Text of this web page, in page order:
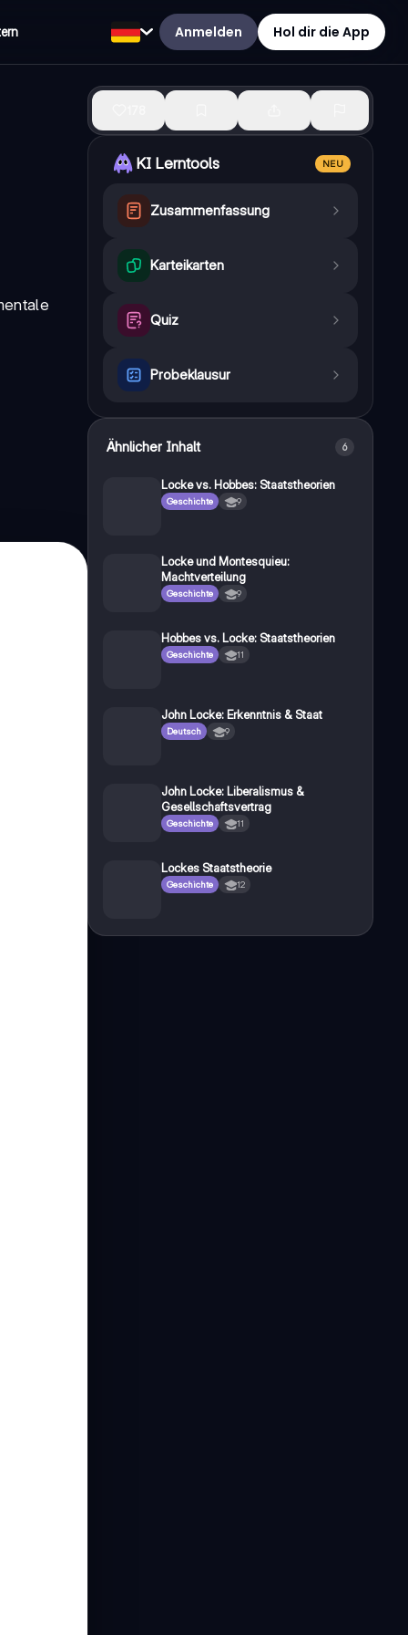
Anmelden Hol dir die App
KI Lerntools NEU
Zusammenfassung
Karteikarten
Quiz
Probeklausur
Ähnlicher Inhalt 6
Locke vs. Hobbes: Staatstheorien
Geschichte 9
Locke und Montesquieu:
Machtverteilung
Geschichte 9
Hobbes vs. Locke: Staatstheorien
Geschichte 11
John Locke: Erkenntnis & Staat
Deutsch 9
John Locke: Liberalismus &
Gesellschaftsvertrag
Geschichte 11
Lockes Staatstheorie
Geschichte 12